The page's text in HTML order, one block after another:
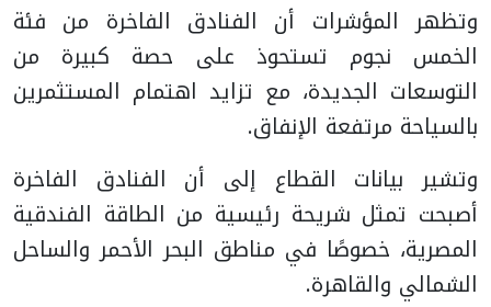
وتظهر المؤشرات أن الفنادق الفاخرة من فئة
الخمس نجوم تستحوذ على حصة كبيرة من
التوسعات الجديدة، مع تزايد اهتمام المستثمرين
بالسياحة مرتفعة الإنفاق.
وتشير بيانات القطاع إلى أن الفنادق الفاخرة
أصبحت تمثل شريحة رئيسية من الطاقة الفندقية
المصرية، خصوصًا في مناطق البحر الأحمر والساحل
الشمالي والقاهرة.